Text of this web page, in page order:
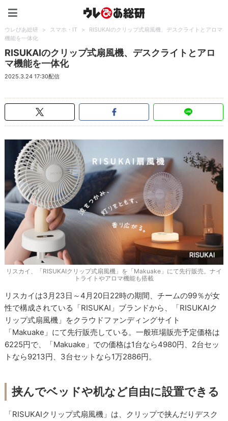
ウレぴあ総研 > スマホ・IT >
RISUKAIのクリップ式扇風機、デスクライトとアロマ
機能を一体化
RISUKAIのクリップ式扇風機、デスクライトとアロ
マ機能を一体化
2025.3.24 17:30配信
リスカイ、「RISUKAIクリップ式扇風機」を「Makuake」にて先行販売。ナイ
トライトやアロマ機能も搭載
リスカイは3月23日～4月20日22時の期間、チームの99％が女
性で構成されている「RISUKAI」ブランドから、「RISUKAIク
リップ式扇風機」をクラウドファンディングサイト
「Makuake」にて先行販売している。一般班場販売予定価格は
6225円で、「Makuake」での価格は1台なら4980円、2台セッ
トなら9213円、3台セットなら1万2886円。
挟んでベッドや机など自由に設置できる
「RISUKAIクリップ式扇風機」は、クリップで挟んだりデスク